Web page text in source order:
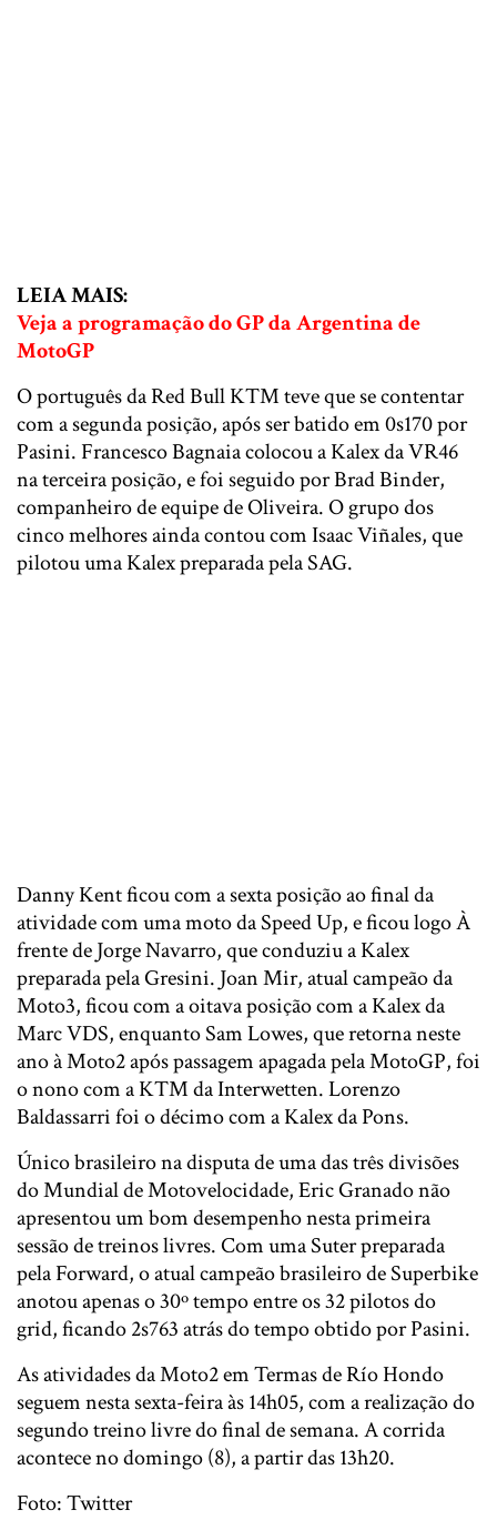
LEIA MAIS:
Veja a programação do GP da Argentina de
MotoGP
O português da Red Bull KTM teve que se contentar
com a segunda posição, após ser batido em 0s170 por
Pasini. Francesco Bagnaia colocou a Kalex da VR46
na terceira posição, e foi seguido por Brad Binder,
companheiro de equipe de Oliveira. O grupo dos
cinco melhores ainda contou com Isaac Viñales, que
pilotou uma Kalex preparada pela SAG.
Danny Kent ficou com a sexta posição ao final da
atividade com uma moto da Speed Up, e ficou logo À
frente de Jorge Navarro, que conduziu a Kalex
preparada pela Gresini. Joan Mir, atual campeão da
Moto3, ficou com a oitava posição com a Kalex da
Marc VDS, enquanto Sam Lowes, que retorna neste
ano à Moto2 após passagem apagada pela MotoGP, foi
o nono com a KTM da Interwetten. Lorenzo
Baldassarri foi o décimo com a Kalex da Pons.
Único brasileiro na disputa de uma das três divisões
do Mundial de Motovelocidade, Eric Granado não
apresentou um bom desempenho nesta primeira
sessão de treinos livres. Com uma Suter preparada
pela Forward, o atual campeão brasileiro de Superbike
anotou apenas o 30º tempo entre os 32 pilotos do
grid, ficando 2s763 atrás do tempo obtido por Pasini.
As atividades da Moto2 em Termas de Río Hondo
seguem nesta sexta-feira às 14h05, com a realização do
segundo treino livre do final de semana. A corrida
acontece no domingo (8), a partir das 13h20.
Foto: Twitter